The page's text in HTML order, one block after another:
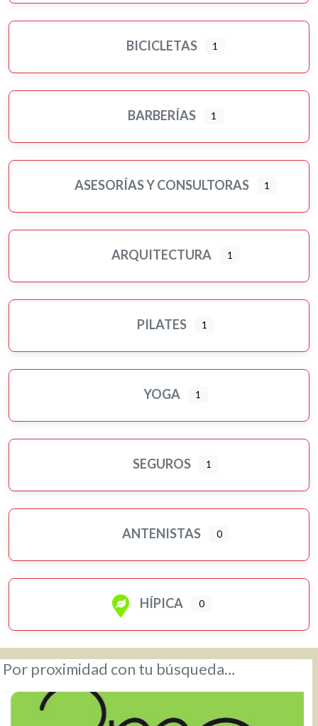
BICICLETAS 1
BARBERÍAS 1
ASESORÍAS Y CONSULTORAS 1
ARQUITECTURA 1
PILATES 1
YOGA 1
SEGUROS 1
ANTENISTAS 0
HÍPICA 0
Por proximidad con tu búsqueda…